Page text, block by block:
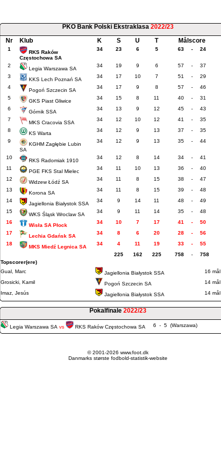
PKO Bank Polski Ekstraklasa 2022/23
Nr
Klub K S U T Målscore
1
RKS Raków
Częstochowa SA
34 23 6 5 63 - 24
2
Legia Warszawa SA
34 19 9 6 57 - 37
3
KKS Lech Poznań SA
34 17 10 7 51 - 29
4
Pogoń Szczecin SA
34 17 9 8 57 - 46
5
GKS Piast Gliwice
34 15 8 11 40 - 31
6
Górnik SSA
34 13 9 12 45 - 43
7
MKS Cracovia SSA
34 12 10 12 41 - 35
8
KS Warta
34 12 9 13 37 - 35
9
KGHM Zagłębie Lubin
SA
34 12 9 13 35 - 44
10
RKS Radomiak 1910
34 12 8 14 34 - 41
11
PGE FKS Stal Mielec
34 11 10 13 36 - 40
12
Widzew Łódź SA
34 11 8 15 38 - 47
13
Korona SA
34 11 8 15 39 - 48
14
Jagiellonia Białystok SSA
34 9 14 11 48 - 49
15
WKS Śląsk Wroclaw SA
34 9 11 14 35 - 48
16
Wisła SA Płock
34 10 7 17 41 - 50
17
Lechia Gdańsk SA
34 8 6 20 28 - 56
18
MKS Miedź Legnica SA
34 4 11 19 33 - 55
225
162 225 758 - 758
Topscorer(ere)
Gual, Marc
Jagiellonia Białystok SSA
16 mål
Grosicki, Kamil
Pogoń Szczecin SA
14 mål
Imaz, Jesús
Jagiellonia Białystok SSA 14 mål
Pokalfinale 2022/23
Legia Warszawa SA vs RKS Raków Częstochowa SA 6 - 5 (Warszawa)
© 2001-2026 www.foot.dk
Danmarks største fodbold-statistik-website